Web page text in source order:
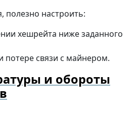
полезно настроить:
хешрейта ниже заданного
потере связи с майнером.
и обороты